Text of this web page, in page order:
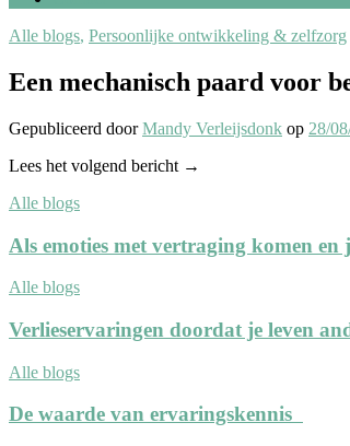
Alle blogs, Persoonlijke ontwikkeling & zelfzorg
Een mechanisch paard voor
Gepubliceerd doorMandy Verleijsdonk op 28/
Lees het volgend bericht →
Alle blogs
Als emoties met vertraging komen en
Alle blogs
Verlieservaringen doordat je leven
Alle blogs
De waarde van ervaringskennis